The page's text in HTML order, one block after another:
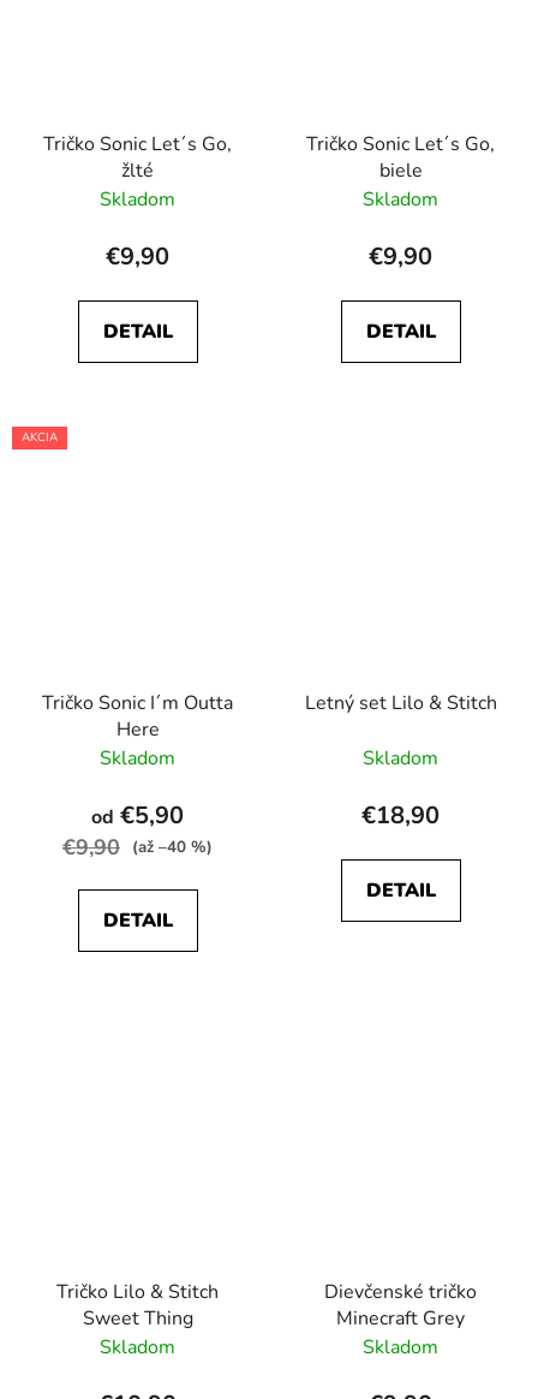
Tričko Sonic Let´s Go,
žlté
Skladom
€9,90
DETAIL
Tričko Sonic Let´s Go,
biele
Skladom
€9,90
DETAIL
AKCIA
Tričko Sonic I´m Outta
Here
Skladom
od €5,90
€9,90 (až –40 %)
DETAIL
Letný set Lilo & Stitch
Skladom
€18,90
DETAIL
Tričko Lilo & Stitch
Sweet Thing
Skladom
Dievčenské tričko
Minecraft Grey
Skladom